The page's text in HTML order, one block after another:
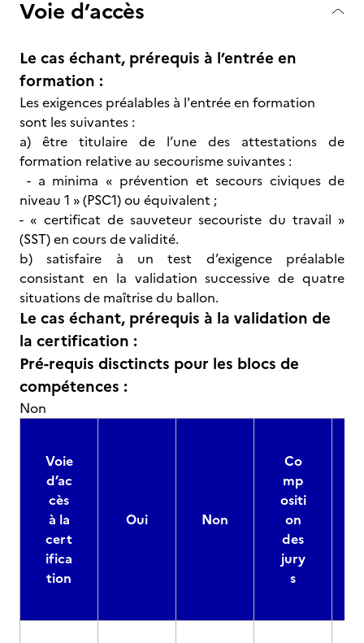
Voie d’accès
Le cas échant, prérequis à l’entrée en
formation :
Les exigences préalables à l'entrée en formation
sont les suivantes :
a) être titulaire de l’une des attestations de
formation relative au secourisme suivantes :
- a minima « prévention et secours civiques de
niveau 1 » (PSC1) ou équivalent ;
- « certificat de sauveteur secouriste du travail »
(SST) en cours de validité.
b) satisfaire à un test d’exigence préalable
consistant en la validation successive de quatre
situations de maîtrise du ballon.
Le cas échant, prérequis à la validation de
la certification :
Pré-requis disctincts pour les blocs de
compétences :
Non
Voie
d’ac
cès
à la
cert
ifica
tion
Oui Non
Co
mp
ositi
on
des
jury
s